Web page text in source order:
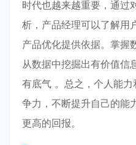
时代也越来越重要，通过
析，产品经理可以了解用
产品优化提供依据。掌握
从数据中挖掘出有价值信
有底气 。总之，个人能
争力，不断提升自己的能
更高的回报。